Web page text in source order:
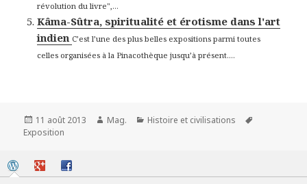
révolution du livre",...
Kâma-Sûtra, spiritualité et érotisme dans l'art
indien C’est l’une des plus belles expositions parmi toutes
celles organisées à la Pinacothèque jusqu’à présent....
Publié
le
11 août 2013 Auteur
Mag. Catégories
Histoire et civilisations
Exposition